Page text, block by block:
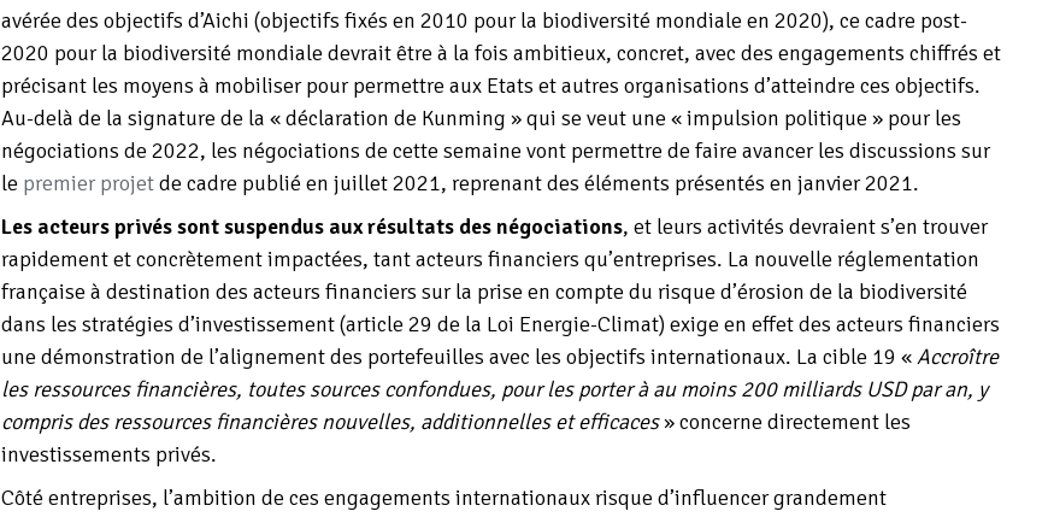
avérée des objectifs d’Aichi (objectifs fixés en 2010 pour la biodiversité mondiale en 2020), ce cadre post-
2020 pour la biodiversité mondiale devrait être à la fois ambitieux, concret, avec des engagements chiffrés et
précisant les moyens à mobiliser pour permettre aux Etats et autres organisations d’atteindre ces objectifs.
Au-delà de la signature de la « déclaration de Kunming » qui se veut une « impulsion politique » pour les
négociations de 2022, les négociations de cette semaine vont permettre de faire avancer les discussions sur
le premier projetde cadre publié en juillet 2021, reprenant des éléments présentés en janvier 2021.
Les acteurs privés sont suspendus aux résultats des négociations, et leurs activités devraient s’en trouver
rapidement et concrètement impactées, tant acteurs financiers qu’entreprises. La nouvelle réglementation
française à destination des acteurs financiers sur la prise en compte du risque d’érosion de la biodiversité
dans les stratégies d’investissement (article 29 de la Loi Energie-Climat) exige en effet des acteurs financiers
une démonstration de l’alignement des portefeuilles avec les objectifs internationaux. La cible 19 «Accroître
les ressources financières, toutes sources confondues, pour les porter à au moins 200 milliards USD par an, y
compris des ressources financières nouvelles, additionnelles et efficaces» concerne directement les
investissements privés.
Côté entreprises, l’ambition de ces engagements internationaux risque d’influencer grandement